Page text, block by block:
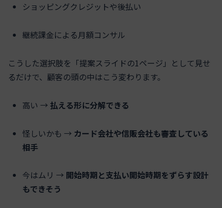
ショッピングクレジットや後払い
継続課金による月額コンサル
こうした選択肢を「提案スライドの1ページ」として見せ
るだけで、顧客の頭の中はこう変わります。
高い → 払える形に分解できる
怪しいかも → カード会社や信販会社も審査している
相手
今はムリ → 開始時期と支払い開始時期をずらす設計
もできそう